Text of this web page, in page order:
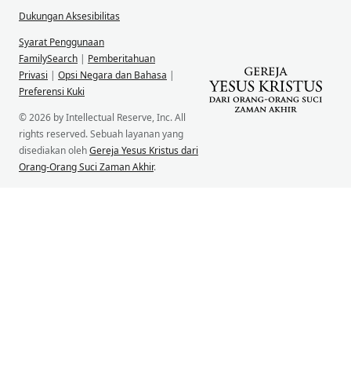
Dukungan Aksesibilitas
Syarat Penggunaan
FamilySearch | Pemberitahuan
Privasi | Opsi Negara dan Bahasa |
Preferensi Kuki
© 2026 by Intellectual Reserve, Inc. All
rights reserved. Sebuah layanan yang
disediakan olehGereja Yesus Kristus dari
Orang-Orang Suci Zaman Akhir.